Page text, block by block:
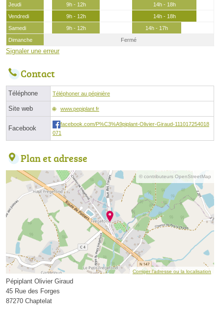
Jeudi
9h - 12h
14h - 18h
Vendredi
9h - 12h
14h - 18h
Samedi
9h - 12h
14h - 17h
Dimanche
Fermé
Signaler une erreur
Contact
Téléphone Téléphoner au pépinière
Site web www.pepiplant.fr
Facebook
facebook.com/P%C3%A9piplant-Olivier-Giraud-111017254018
071
Plan et adresse
© contributeurs OpenStreetMap
Corriger l’adresse ou la localisation
Pépiplant Olivier Giraud
45 Rue des Forges
87270 Chaptelat